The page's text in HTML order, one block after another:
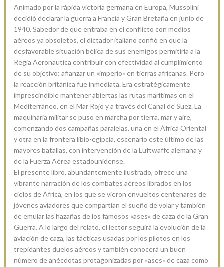
Animado por la rápida victoria germana en Europa, Mussolini
decidió declarar la guerra a Francia y Gran Bretaña en junio de
1940. Sabedor de que entraba en el conflicto con medios
aéreos ya obsoletos, el dictador italiano confió en que la
desfavorable situación bélica de sus enemigos permitiría a la
Regia Aeronautica contribuir con efectividad al cumplimiento
de su objetivo: afianzar un «imperio» en tierras africanas. Pero
la reacción británica fue inmediata. Era estratégicamente
imprescindible mantener abiertas las rutas marítimas en el
Mediterráneo, en el Mar Rojo y a través del Canal de Suez. La
maquinaria militar se puso en marcha por tierra, mar y aire,
comenzando dos campañas paralelas, una en el África Oriental
y otra en la frontera libio-egipcia, escenario este último de las
mayores batallas, con intervención de la Luftwaffe alemana y
de la Fuerza Aérea estadounidense.
El presente libro, abundantemente ilustrado, ofrece una
vibrante narración de los combates aéreos librados en los
cielos de África, en los que se vieron envueltos centenares de
jóvenes aviadores que compartían el sueño de volar y también
de emular las hazañas de los famosos «ases» de caza de la Gran
Guerra. A lo largo del relato, el lector seguirá la evolución de la
aviación de caza, las tácticas usadas por los pilotos en los
trepidantes duelos aéreos y también conocerá un buen
número de anécdotas protagonizadas por «ases» de caza como